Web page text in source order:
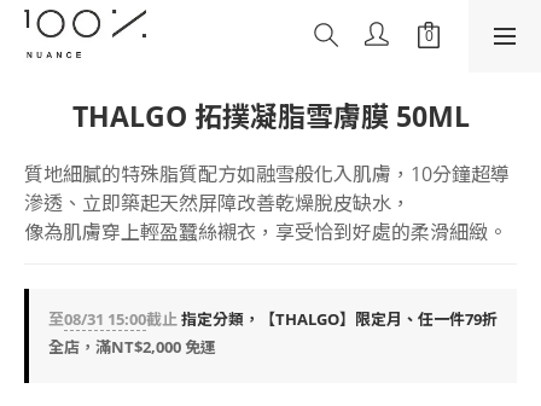
THALGO 拓撲凝脂雪膚膜 50ML
質地細膩的特殊脂質配方如融雪般化入肌膚，10分鐘超導
滲透、立即築起天然屏障改善乾燥脫皮缺水，
像為肌膚穿上輕盈蠶絲襯衣，享受恰到好處的柔滑細緻。
至08/31 15:00截止指定分類，【THALGO】限定月、任一件79折
全店，滿NT$2,000 免運